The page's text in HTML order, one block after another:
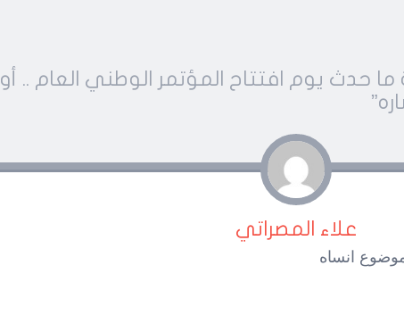
حدث يوم افتتاح المؤتمر الوطني العام .. أو
”
علاء المصراتي
انساه